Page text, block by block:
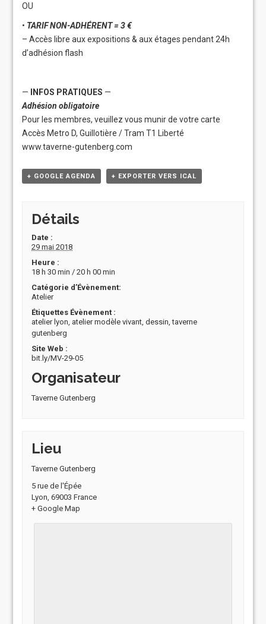
OU
• TARIF NON-ADHÉRENT = 3 €
– Accès libre aux expositions & aux étages pendant 24h
d’adhésion flash
— INFOS PRATIQUES —
Adhésion obligatoire
Pour les membres, veuillez vous munir de votre carte
Accès Metro D, Guillotière / Tram T1 Liberté
www.taverne-gutenberg.com
+ GOOGLE AGENDA + EXPORTER VERS ICAL
Détails
Date :
29 mai 2018
Heure :
18 h 30 min / 20 h 00 min
Catégorie d’Évènement:
Atelier
Étiquettes Évènement :
atelier lyon atelier modèle vivant ,dessin ,taverne
gutenberg
Site Web :
bit.ly/MV-29-05
Organisateur
Taverne Gutenberg
Lieu
Taverne Gutenberg
5 rue de l'Épée
Lyon 69003 France
+ Google Map